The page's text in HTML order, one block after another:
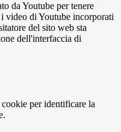
da Youtube per tenere
video di Youtube incorporati
del sito web sta
dell'interfaccia di
per identificare la